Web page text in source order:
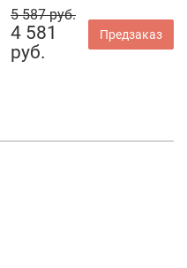
5 587 руб.
4 581
руб.
Предзаказ